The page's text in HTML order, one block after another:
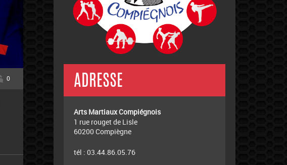
0 ADRESSE
Arts Martiaux Compiégnois
1 rue rouget de Lisle
60200 Compiègne
tél : 03.44.86.05.76